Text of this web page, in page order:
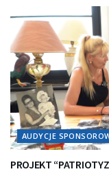
AUDYCJE
PROJEKT